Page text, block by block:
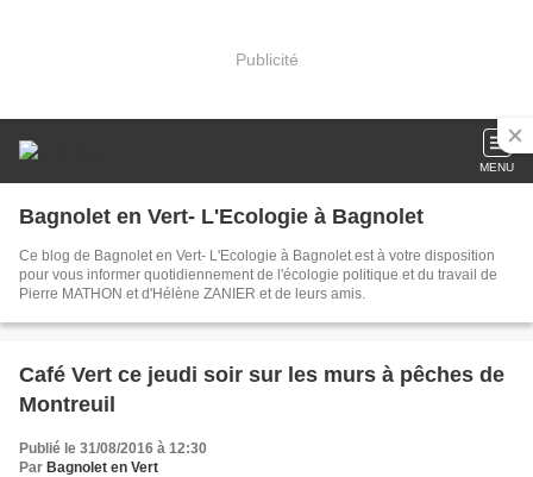
Publicité
MENU
Bagnolet en Vert- L'Ecologie à Bagnolet
Ce blog de Bagnolet en Vert- L'Ecologie à Bagnolet est à votre disposition
pour vous informer quotidiennement de l'écologie politique et du travail de
Pierre MATHON et d'Hélène ZANIER et de leurs amis.
Café Vert ce jeudi soir sur les murs à pêches de
Montreuil
Publié le 31/08/2016 à 12:30
Par Bagnolet en Vert